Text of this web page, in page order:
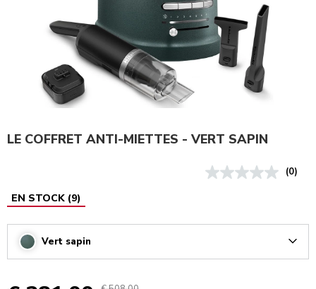
LE COFFRET ANTI-MIETTES - VERT SAPIN
(0)
EN STOCK (9)
Vert sapin